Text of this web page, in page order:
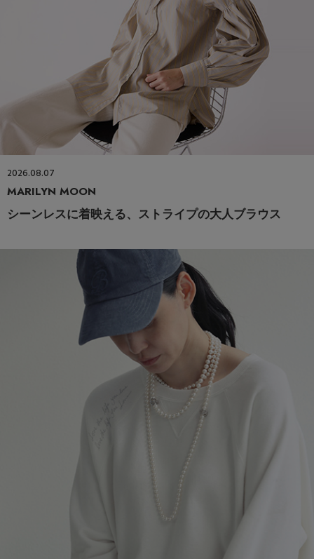
2026.08.07
MARILYN MOON
シーンレスに着映える、ストライプの大人ブラウス